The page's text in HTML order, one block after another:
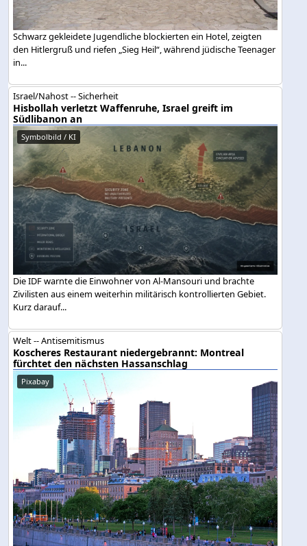
Schwarz gekleidete Jugendliche blockierten ein Hotel, zeigten
den Hitlergruß und riefen „Sieg Heil“, während jüdische Teenager
in...
Israel/Nahost -- Sicherheit
Hisbollah verletzt Waffenruhe, Israel greift im
Südlibanon an
Symbolbild / KI
Die IDF warnte die Einwohner von Al-Mansouri und brachte
Zivilisten aus einem weiterhin militärisch kontrollierten Gebiet.
Kurz darauf...
Welt -- Antisemitismus
Koscheres Restaurant niedergebrannt: Montreal
fürchtet den nächsten Hassanschlag
Pixabay